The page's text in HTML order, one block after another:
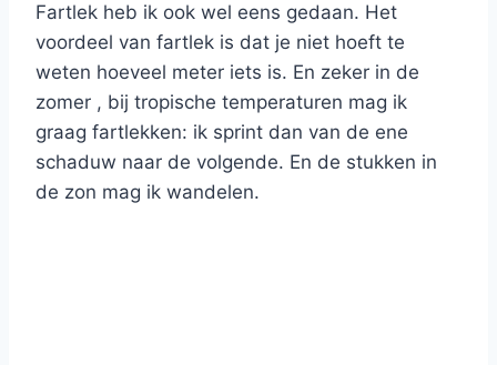
Fartlek heb ik ook wel eens gedaan. Het
voordeel van fartlek is dat je niet hoeft te
weten hoeveel meter iets is. En zeker in de
zomer , bij tropische temperaturen mag ik
graag fartlekken: ik sprint dan van de ene
schaduw naar de volgende. En de stukken in
de zon mag ik wandelen.